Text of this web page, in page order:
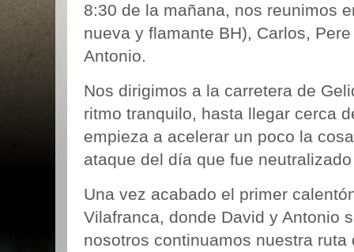
8:30 de la mañana, nos reunimos
nueva y flamante BH), Carlos,
Antonio.
Nos dirigimos a la carretera de
ritmo tranquilo, hasta llegar cerca
empieza a acelerar un poco la
ataque del día que fue
Una vez acabado el primer
Vilafranca, donde David y Antonio
nosotros continuamos nuestra